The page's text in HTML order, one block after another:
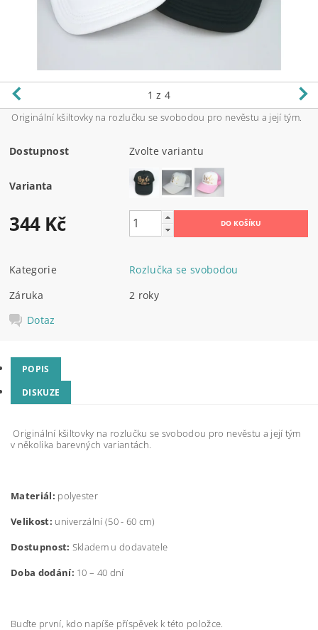
1 z 4
Originální kšiltovky na rozlučku se svobodou pro nevěstu a její tým.
Dostupnost Zvolte variantu
Varianta
344 Kč
Kategorie
Rozlučka se svobodou
Záruka
2 roky
Dotaz
POPIS
DISKUZE
Originální kšiltovky na rozlučku se svobodou pro nevěstu a její tým
v několika barevných variantách.
Materiál: polyester
Velikost: univerzální (50 - 60 cm)
Dostupnost: Skladem u dodavatele
Doba dodání: 10 – 40 dní
Buďte první, kdo napíše příspěvek k této položce.